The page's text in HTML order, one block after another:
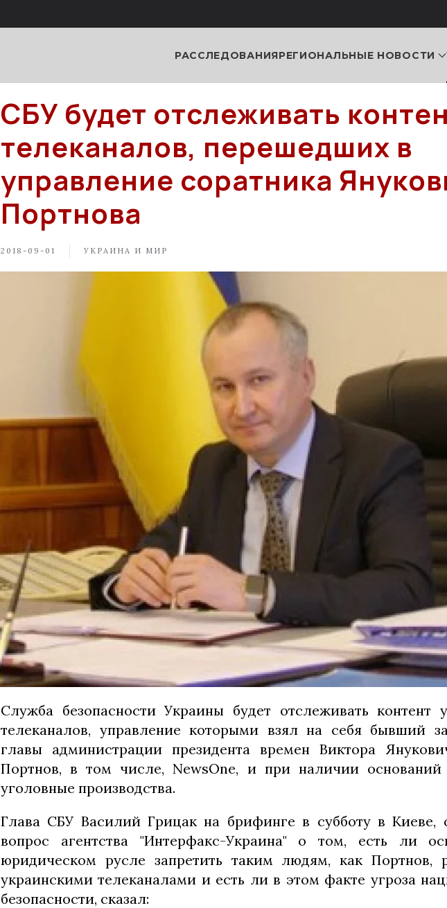
РАССЛЕДОВАНИЯРЕГИОНАЛЬНЫЕ НОВОСТИ
СБУ будет отслеживать
телеканалов, перешедших в
управление соратника
Портнова
2018-09-01 УКРАИНА И МИР
Служба безопасности Украины будет отслеживать контент
телеканалов, управление которыми взял на себя бывший
главы администрации президента времен Виктора
Портнов, в том числе, NewsOne, и при наличии оснований
уголовные производства.
Глава СБУ Василий Грицак на брифинге в субботу в Киеве,
вопрос агентства "Интерфакс-Украина" о том, есть ли
юридическом русле запретить таким людям, как Портнов,
украинскими телеканалами и есть ли в этом факте угроза
безопасности, сказал: